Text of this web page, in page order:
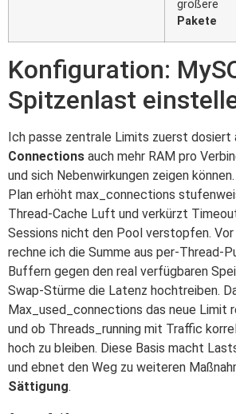
größere
Pakete
Konfiguration:
Spitzenlast
Ich passe zentrale Limits zuerst dosiert
Connections auch mehr RAM pro
und sich Nebenwirkungen zeigen
Plan erhöht max_connections
Thread-Cache Luft und verkürzt
Sessions nicht den Pool verstopfen.
rechne ich die Summe aus per-Thread-
Buffern gegen den real verfügbaren
Swap-Stürme die Latenz hochtreiben.
Max_used_connections das neue Limit
und ob Threads_running mit Traffic
hoch zu bleiben. Diese Basis macht
und ebnet den Weg zu weiteren
Sättigung.